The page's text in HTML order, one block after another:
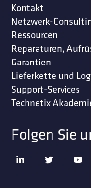
Kontakt
Netzwerk-
Ressourcen
Reparaturen,
Garantien
Lieferkette und
Support-Services
Technetix
Folgen Sie